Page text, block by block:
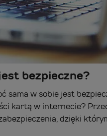
bezpieczne?
sama w sobie jest
kartą w internecie?
dzięki